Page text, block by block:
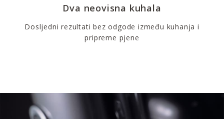
Dva neovisna kuhala
Dosljedni rezultati bez odgode između kuhanja i
pripreme pjene